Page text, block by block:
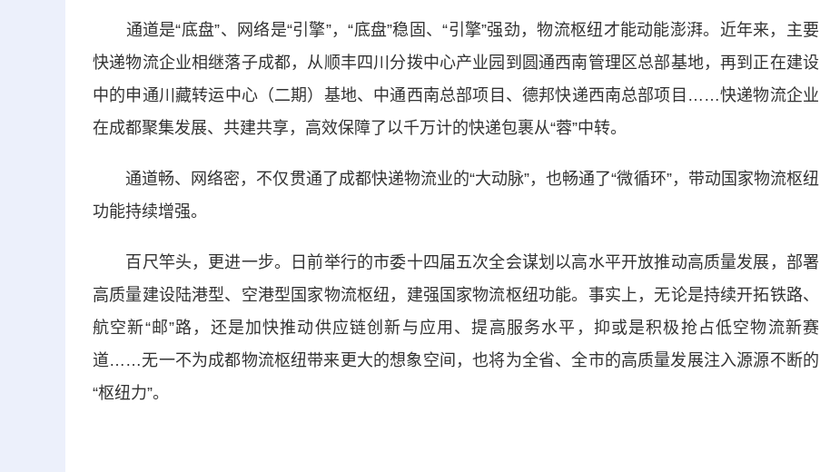
通道是“底盘”、网络是“引擎”，“底盘”稳固、“引擎”强劲，物流枢纽才能动能澎湃。近年来，主要
快递物流企业相继落子成都，从顺丰四川分拨中心产业园到圆通西南管理区总部基地，再到正在建设
中的申通川藏转运中心（二期）基地、中通西南总部项目、德邦快递西南总部项目……快递物流企业
在成都聚集发展、共建共享，高效保障了以千万计的快递包裹从“蓉”中转。
通道畅、网络密，不仅贯通了成都快递物流业的“大动脉”，也畅通了“微循环”，带动国家物流枢纽
功能持续增强。
百尺竿头，更进一步。日前举行的市委十四届五次全会谋划以高水平开放推动高质量发展，部署
高质量建设陆港型、空港型国家物流枢纽，建强国家物流枢纽功能。事实上，无论是持续开拓铁路、
航空新“邮”路，还是加快推动供应链创新与应用、提高服务水平，抑或是积极抢占低空物流新赛
道……无一不为成都物流枢纽带来更大的想象空间，也将为全省、全市的高质量发展注入源源不断的
“枢纽力”。